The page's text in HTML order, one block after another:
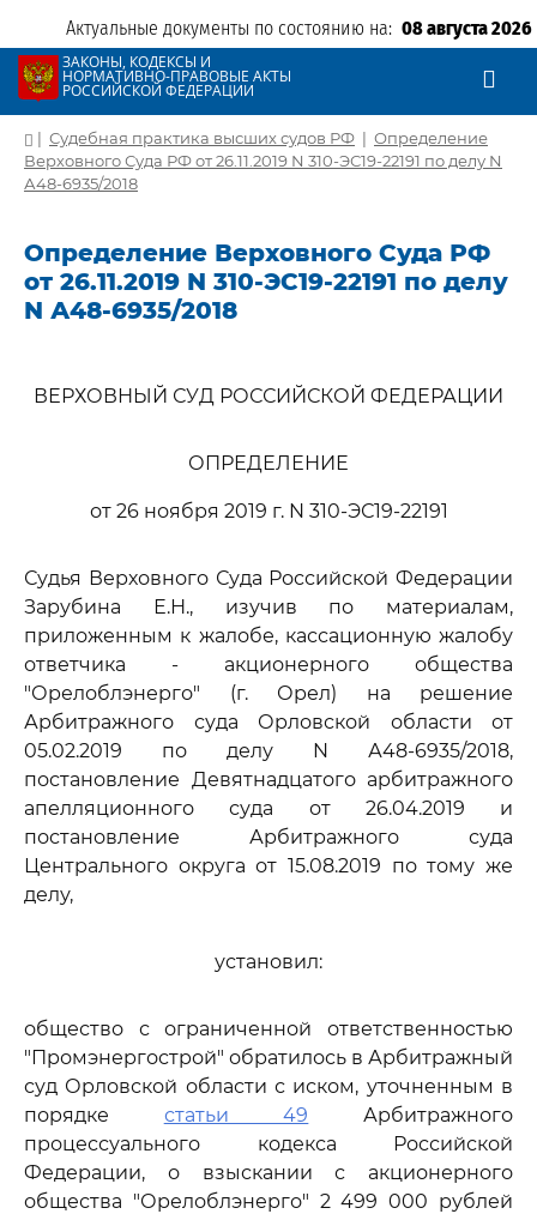
Актуальные документы по состоянию на: 08 августа 2026
ЗАКОНЫ, КОДЕКСЫ И
НОРМАТИВНО-ПРАВОВЫЕ АКТЫ
РОССИЙСКОЙ ФЕДЕРАЦИИ
| Судебная практика высших судов РФ | Определение
Верховного Суда РФ от 26.11.2019 N 310-ЭС19-22191 по делу N
А48-6935/2018
Определение Верховного Суда РФ
от 26.11.2019 N 310-ЭС19-22191 по делу
N А48-6935/2018
ВЕРХОВНЫЙ СУД РОССИЙСКОЙ ФЕДЕРАЦИИ
ОПРЕДЕЛЕНИЕ
от 26 ноября 2019 г. N 310-ЭС19-22191
Судья Верховного Суда Российской Федерации
Зарубина Е.Н., изучив по материалам,
приложенным к жалобе, кассационную жалобу
ответчика - акционерного общества
"Орелоблэнерго" (г. Орел) на решение
Арбитражного суда Орловской области от
05.02.2019 по делу N А48-6935/2018,
постановление Девятнадцатого арбитражного
апелляционного суда от 26.04.2019 и
постановление Арбитражного суда
Центрального округа от 15.08.2019 по тому же
делу,
установил:
общество с ограниченной ответственностью
"Промэнергострой" обратилось в Арбитражный
суд Орловской области с иском, уточненным в
порядке статьи 49 Арбитражного
процессуального кодекса Российской
Федерации, о взыскании с акционерного
общества "Орелоблэнерго" 2 499 000 рублей